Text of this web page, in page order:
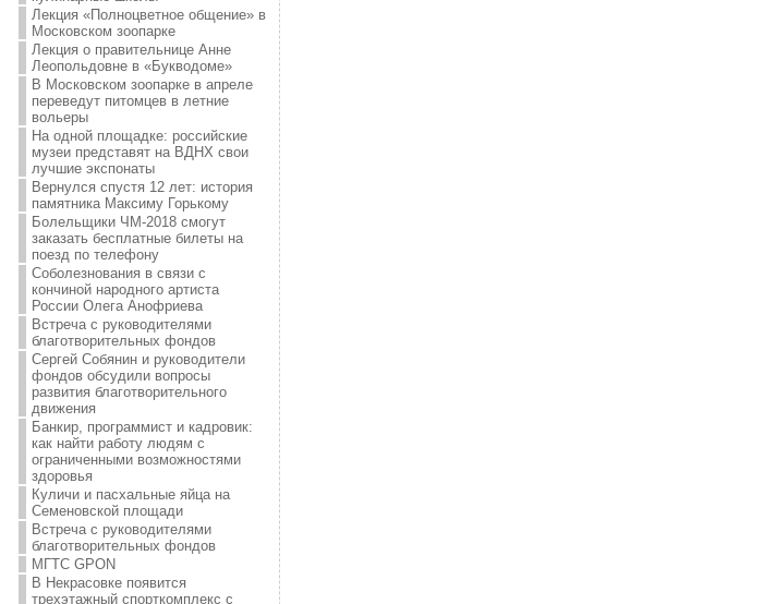
Лекция «Полноцветное общение» в
Московском зоопарке
Лекция о правительнице Анне
Леопольдовне в «Букводоме»
В Московском зоопарке в апреле
переведут питомцев в летние
вольеры
На одной площадке: российские
музеи представят на ВДНХ свои
лучшие экспонаты
Вернулся спустя 12 лет: история
памятника Максиму Горькому
Болельщики ЧМ-2018 смогут
заказать бесплатные билеты на
поезд по телефону
Соболезнования в связи с
кончиной народного артиста
России Олега Анофриева
Встреча с руководителями
благотворительных фондов
Сергей Собянин и руководители
фондов обсудили вопросы
развития благотворительного
движения
Банкир, программист и кадровик:
как найти работу людям с
ограниченными возможностями
здоровья
Куличи и пасхальные яйца на
Семеновской площади
Встреча с руководителями
благотворительных фондов
МГТС GPON
В Некрасовке появится
трехэтажный спорткомплекс с